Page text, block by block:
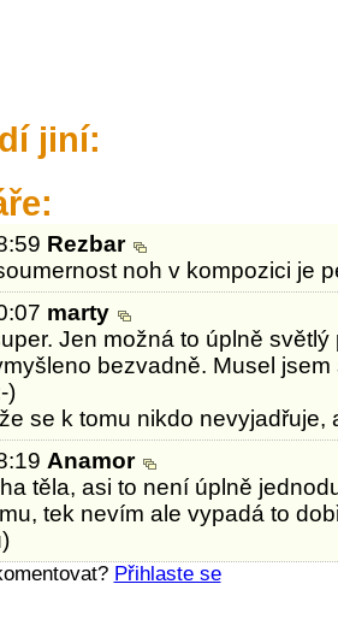
jiní:
Rezbar
noh v kompozici je
marty
Jen možná to úplně
bezvadně. Musel
)
se k tomu nikdo nevyjadřuje,
Anamor
těla, asi to není úplně
tek nevím ale vypadá to
Přihlaste se